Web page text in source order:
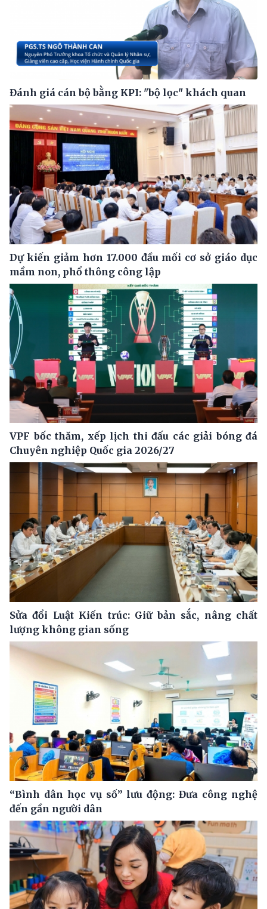
Đánh giá cán bộ bằng KPI: "bộ lọc" khách quan
Dự kiến giảm hơn 17.000 đầu mối cơ sở giáo dục
mầm non, phổ thông công lập
VPF bốc thăm, xếp lịch thi đấu các giải bóng đá
Chuyên nghiệp Quốc gia 2026/27
Sửa đổi Luật Kiến trúc: Giữ bản sắc, nâng chất
lượng không gian sống
“Bình dân học vụ số” lưu động: Đưa công nghệ
đến gần người dân